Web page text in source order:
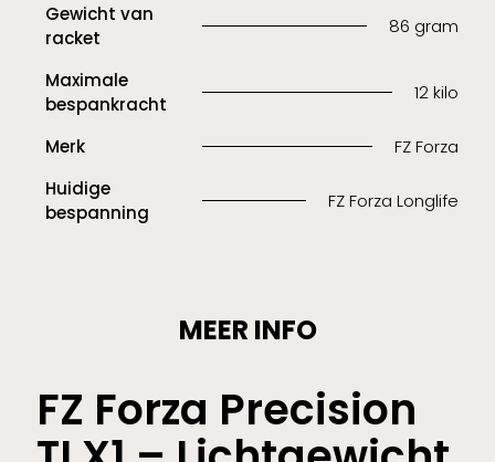
Gewicht van
racket
86 gram
Maximale
bespankracht
12 kilo
Merk
FZ Forza
Huidige
bespanning
FZ Forza Longlife
MEER INFO
FZ Forza Precision